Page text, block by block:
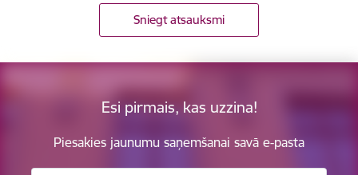
Sniegt atsauksmi
Esi pirmais, kas uzzina!
Piesakies jaunumu saņemšanai savā e-pasta